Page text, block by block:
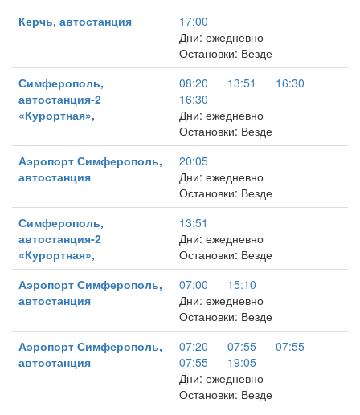
Керчь, автостанция
17:00
Дни: ежедневно
Остановки: Везде
Симферополь,
автостанция-2
«Курортная»,
08:20 13:51
16:30
16:30
Дни: ежедневно
Остановки: Везде
Аэропорт Симферополь,
автостанция
20:05
Дни: ежедневно
Остановки: Везде
Симферополь,
автостанция-2
«Курортная»,
13:51
Дни: ежедневно
Остановки: Везде
Аэропорт Симферополь,
автостанция
07:00
15:10
Дни: ежедневно
Остановки: Везде
Аэропорт Симферополь,
автостанция
07:20 07:55
07:55
07:55
19:05
Дни: ежедневно
Остановки: Везде